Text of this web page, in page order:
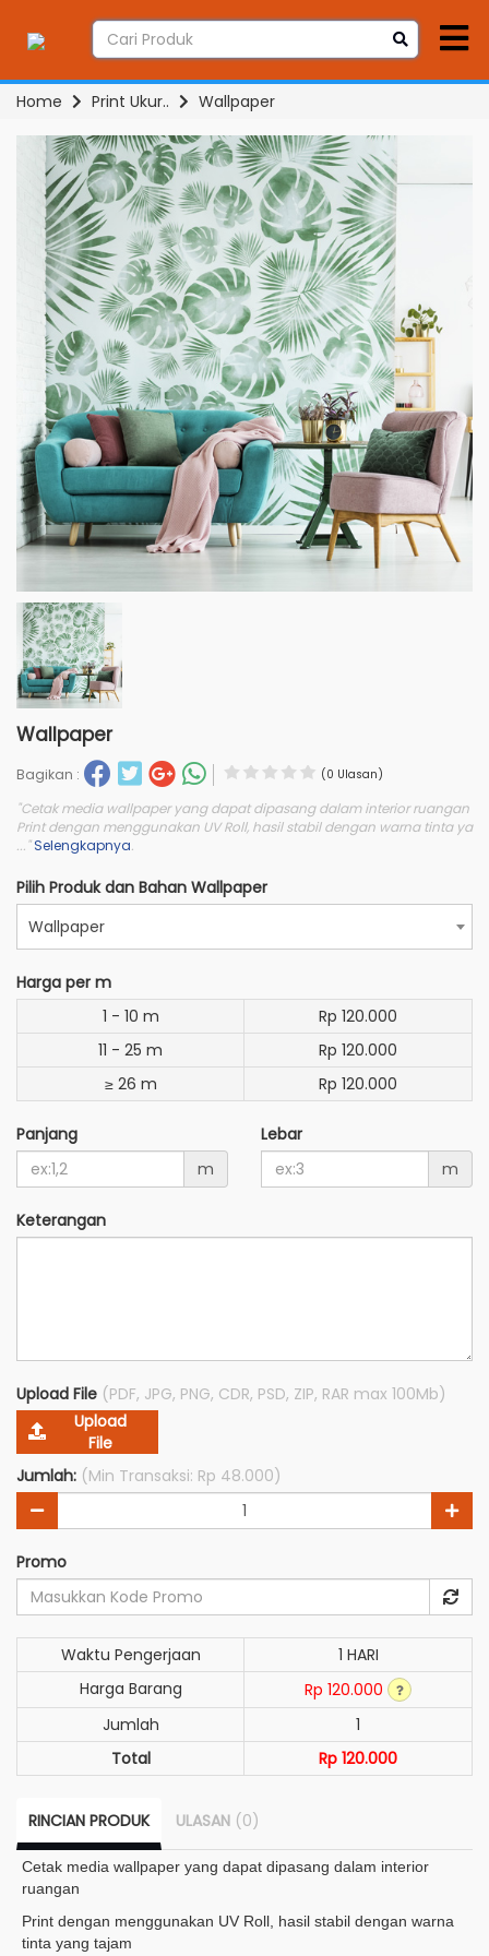
Home Print Ukur.. Wallpaper
Wallpaper
Bagikan : (0 Ulasan)
"Cetak media wallpaper yang dapat dipasang dalam interior ruangan
Print dengan menggunakan UV Roll, hasil stabil dengan warna tinta ya
..."Selengkapnya.
Pilih Produk dan Bahan Wallpaper
Wallpaper
Harga per m
1 - 10 m
Rp 120.000
11 - 25 m
Rp 120.000
≥ 26 m
Rp 120.000
Panjang
m
Lebar
m
Keterangan
Upload File (PDF, JPG, PNG, CDR, PSD, ZIP, RAR max 100Mb)
Upload
File
Jumlah: (Min Transaksi: Rp 48.000)
Promo
Waktu Pengerjaan
1 HARI
Harga Barang
Rp 120.000
Jumlah
1
Total
Rp 120.000
RINCIAN PRODUK ULASAN (0)
Cetak media wallpaper yang dapat dipasang dalam interior
ruangan
Print dengan menggunakan UV Roll, hasil stabil dengan warna
tinta yang tajam